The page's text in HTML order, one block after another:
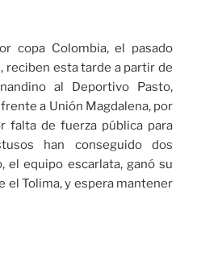
copa Colombia, el pasado
reciben esta tarde a partir de
al Deportivo Pasto,
a Unión Magdalena, por
falta de fuerza pública para
han conseguido dos
el equipo escarlata, ganó su
el Tolima, y espera mantener